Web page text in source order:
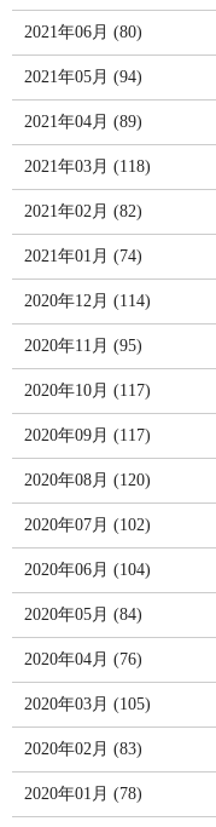
2021年06月 (80)
2021年05月 (94)
2021年04月 (89)
2021年03月 (118)
2021年02月 (82)
2021年01月 (74)
2020年12月 (114)
2020年11月 (95)
2020年10月 (117)
2020年09月 (117)
2020年08月 (120)
2020年07月 (102)
2020年06月 (104)
2020年05月 (84)
2020年04月 (76)
2020年03月 (105)
2020年02月 (83)
2020年01月 (78)